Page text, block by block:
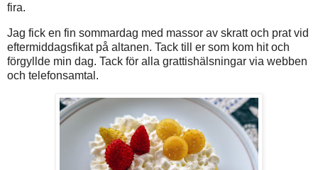
fira.
Jag fick en fin sommardag med massor av skratt och prat vid
eftermiddagsfikat på altanen. Tack till er som kom hit och
förgyllde min dag. Tack för alla grattishälsningar via webben
och telefonsamtal.